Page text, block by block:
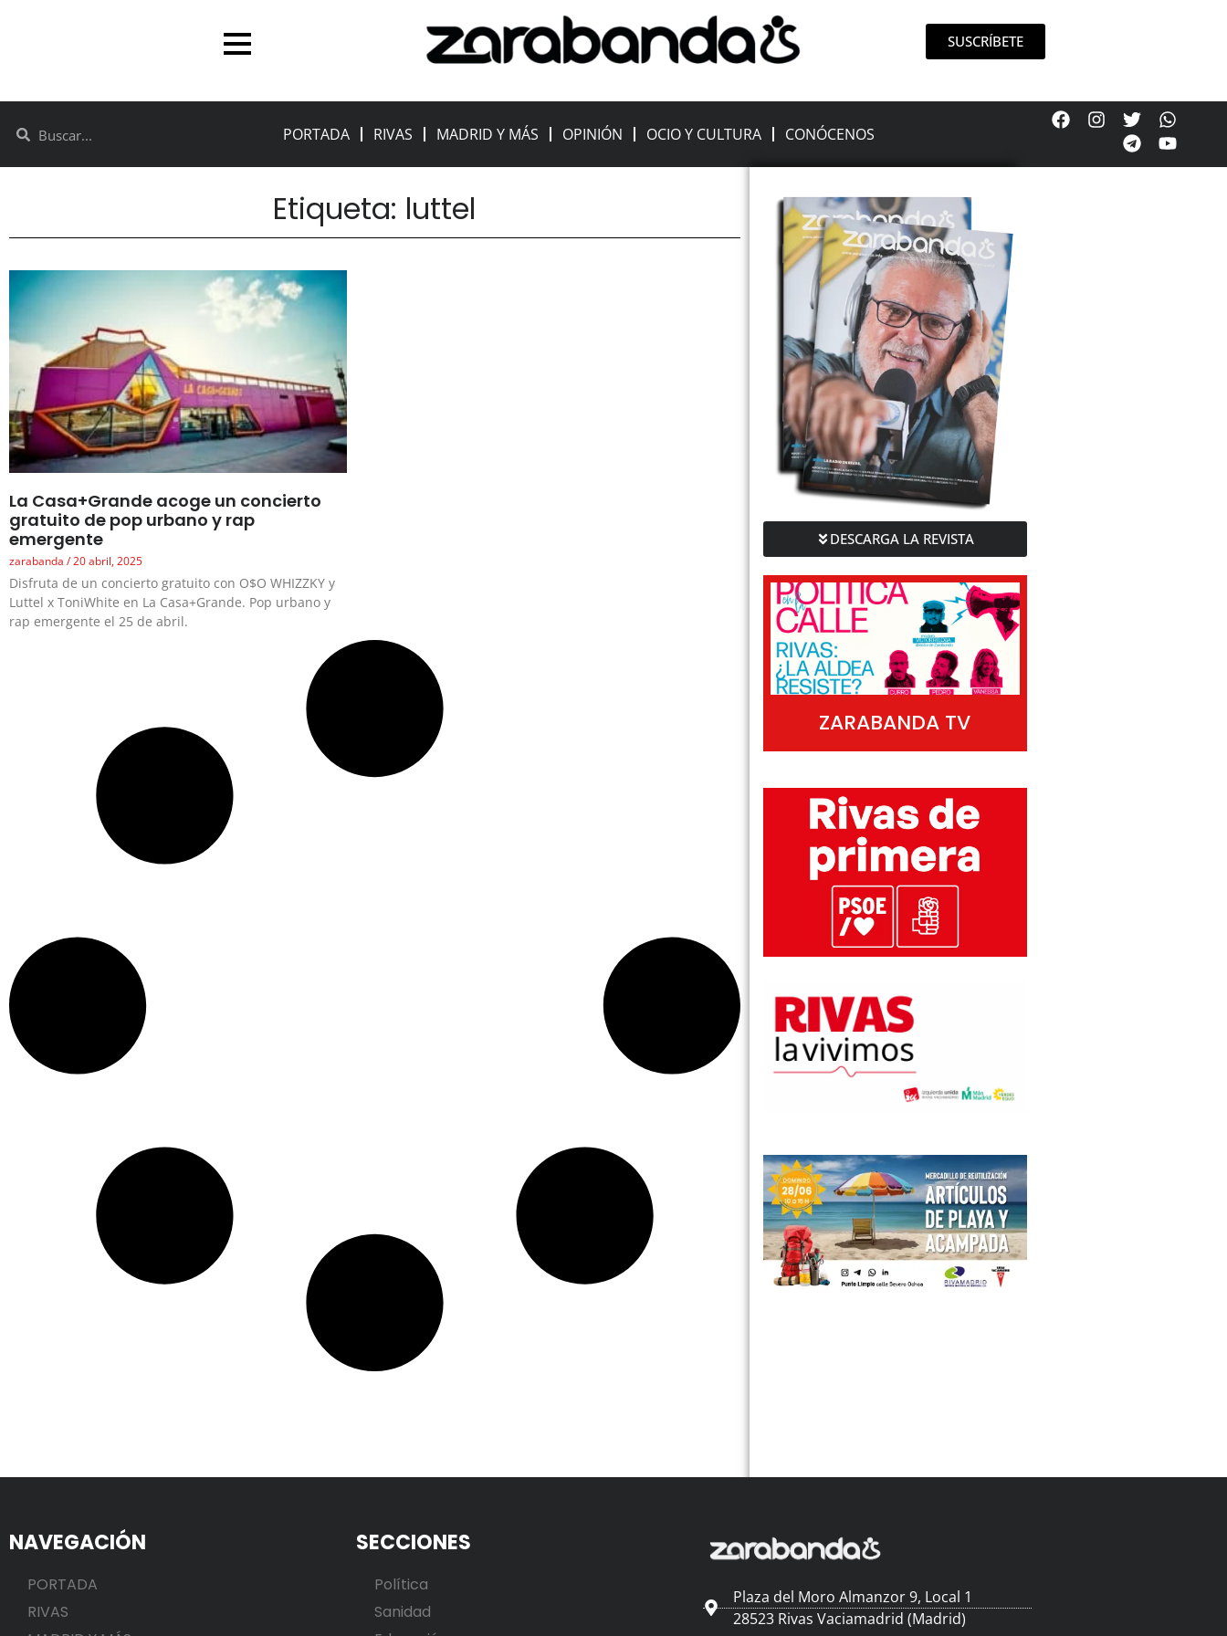
SUSCRÍBETE
PORTADA RIVAS MADRID Y MÁS OPINIÓN OCIO Y CULTURA CONÓCENOS
Etiqueta: luttel
La Casa+Grande acoge un concierto
gratuito de pop urbano y rap
emergente
zarabanda 20 abril, 2025
Disfruta de un concierto gratuito con O$O WHIZZKY y
Luttel x ToniWhite en La Casa+Grande. Pop urbano y
rap emergente el 25 de abril.
DESCARGA LA REVISTA
ZARABANDA TV
NAVEGACIÓN
PORTADA
RIVAS
SECCIONES
Política
Sanidad
Plaza del Moro Almanzor 9, Local 1
28523 Rivas Vaciamadrid (Madrid)